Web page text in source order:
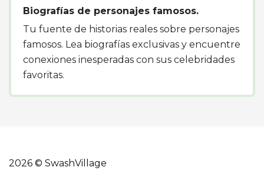
Biografías de personajes famosos.
Tu fuente de historias reales sobre personajes
famosos. Lea biografías exclusivas y encuentre
conexiones inesperadas con sus celebridades
favoritas.
2026 © SwashVillage